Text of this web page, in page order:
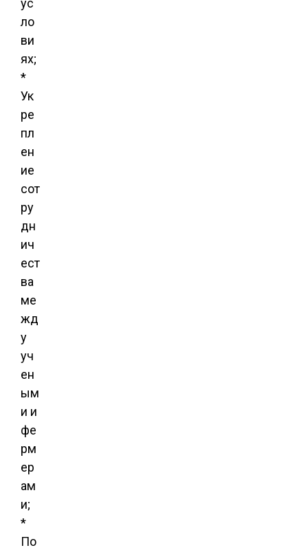
ус
ло
ви
ях;
*
Ук
ре
пл
ен
ие
сот
ру
дн
ич
ест
ва
ме
жд
у
уч
ен
ым
и и
фе
рм
ер
ам
и;
*
По